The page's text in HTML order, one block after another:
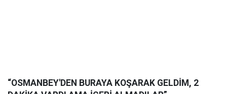
“OSMANBEY'DEN BURAYA KOŞARAK GELDİM, 2